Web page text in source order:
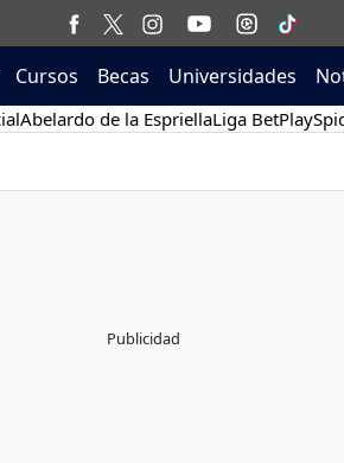
Cursos Becas Universidades
Abelardo de la EspriellaLiga BetPlay